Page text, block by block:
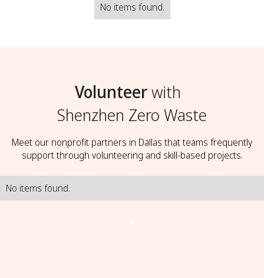
No items found.
Volunteerwith
Shenzhen Zero Waste
Meet our nonprofit partners in Dallas that teams frequently
support through volunteering and skill-based projects.
No items found.